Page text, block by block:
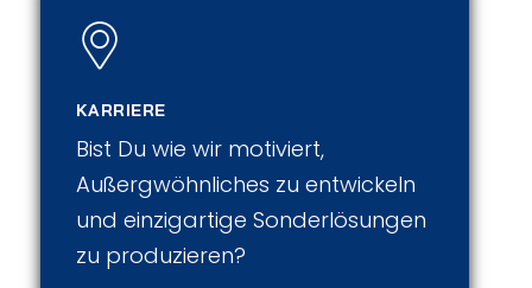
KARRIERE
Bist Du wie wir motiviert,
Außergwöhnliches zu entwickeln
und einzigartige Sonderlösungen
zu produzieren?